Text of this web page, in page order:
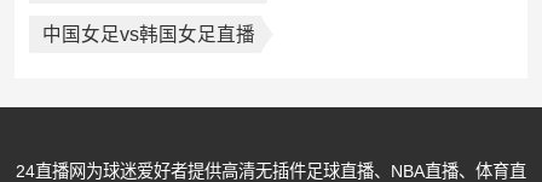
中国女足vs韩国女足直播
24直播网为球迷爱好者提供高清无插件足球直播、NBA直播、体育直